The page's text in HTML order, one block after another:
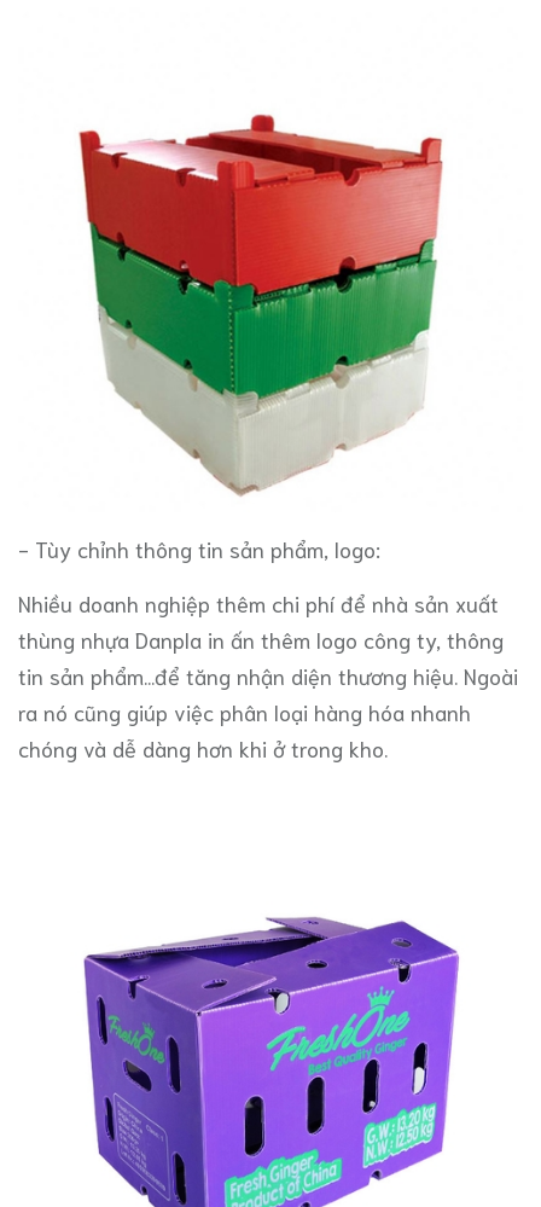
- Tùy chỉnh thông tin sản phẩm, logo:
Nhiều doanh nghiệp thêm chi phí để nhà sản xuất
thùng nhựa Danpla in ấn thêm logo công ty, thông
tin sản phẩm...để tăng nhận diện thương hiệu. Ngoài
ra nó cũng giúp việc phân loại hàng hóa nhanh
chóng và dễ dàng hơn khi ở trong kho.